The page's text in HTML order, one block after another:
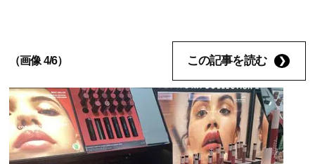
（画像 4/6） この記事を読む